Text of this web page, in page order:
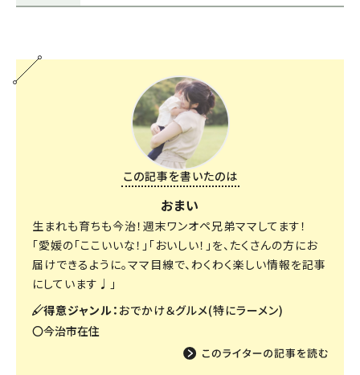
この記事を書いたのは
おまい
生まれも育ちも今治！週末ワンオペ兄弟ママしてます！
「愛媛の「ここいいな！」「おいしい！」を、たくさんの方にお
届けできるように。ママ目線で、わくわく楽しい情報を記事
にしています♩」
得意ジャンル： おでかけ＆グルメ(特にラーメン)
〇今治市在住